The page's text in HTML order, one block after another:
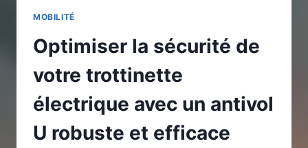
MOBILITÉ
Optimiser la sécurité de
votre trottinette
électrique avec un antivol
U robuste et efficace